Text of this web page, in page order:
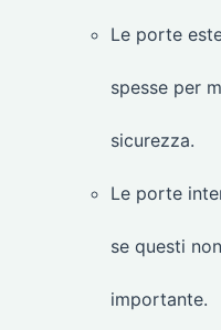
Le porte
spesse per
sicurezza.
Le porte
se questi
importante.